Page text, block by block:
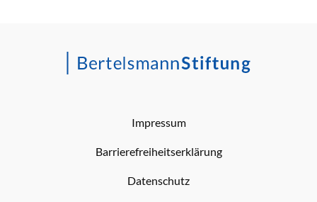
Impressum
Barrierefreiheitserklärung
Datenschutz